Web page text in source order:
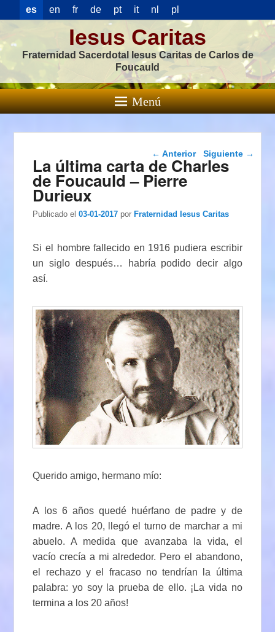
es en fr de pt it nl pl
Iesus Caritas
Fraternidad Sacerdotal Iesus Caritas de Carlos de
Foucauld
Menú
Navegación de
entradas
← Anterior Siguiente →
La última carta de Charles
de Foucauld – Pierre
Durieux
Publicado el 03-01-2017 porFraternidad Iesus Caritas
Si el hombre fallecido en 1916 pudiera escribir
un siglo después… habría podido decir algo
así.
Querido amigo, hermano mío:
A los 6 años quedé huérfano de padre y de
madre. A los 20, llegó el turno de marchar a mi
abuelo. A medida que avanzaba la vida, el
vacío crecía a mi alrededor. Pero el abandono,
el rechazo y el fracaso no tendrían la última
palabra: yo soy la prueba de ello. ¡La vida no
termina a los 20 años!